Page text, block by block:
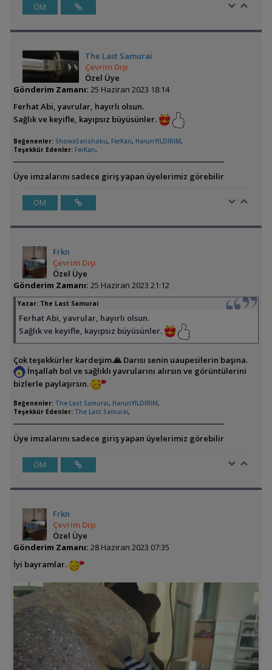
ÖM
The Last Samurai
Çevrim Dışı
Özel Üye
Gönderim Zamanı: 25 Haziran 2023 18:14
Ferhat Abi, yavrular, hayırlı olsun.
Sağlık ve keyifle, kayıpsız büyüsünler.
Beğenenler: ShowaSanshoku, FerKan, HarunYILDIRIM,
Teşekkür Edenler: FerKan,
Üye imzalarını sadece giriş yapan üyelerimiz görebilir
ÖM
Frkn
Çevrim Dışı
Özel Üye
Gönderim Zamanı: 25 Haziran 2023 21:12
Yazar: The Last Samurai
Ferhat Abi, yavrular, hayırlı olsun.
Sağlık ve keyifle, kayıpsız büyüsünler.
Çok teşekkürler kardeşim.🙏 Darısı senin uaupesilerin başına.
İnşallah bol ve sağlıklı yavrularını alırsın ve görüntülerini
bizlerle paylaşırsın.
Beğenenler: The Last Samurai, HarunYILDIRIM,
Teşekkür Edenler: The Last Samurai,
Üye imzalarını sadece giriş yapan üyelerimiz görebilir
ÖM
Frkn
Çevrim Dışı
Özel Üye
Gönderim Zamanı: 28 Haziran 2023 07:35
İyi bayramlar.